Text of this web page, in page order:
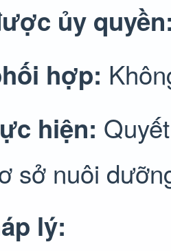
ủy
hợp:
hiện:
sở nuôi
lý: